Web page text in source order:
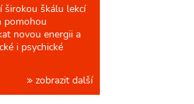
širokou škálu lekcí
pomohou
novou energii a
i psychické
zobrazit další